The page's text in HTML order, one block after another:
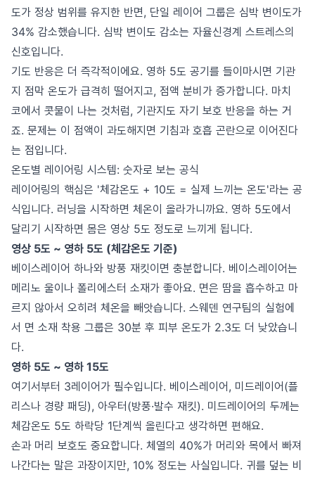
도가 정상 범위를 유지한 반면, 단일 레이어 그룹은 심박 변이도가
34% 감소했습니다. 심박 변이도 감소는 자율신경계 스트레스의
신호입니다.
기도 반응은 더 즉각적이에요. 영하 5도 공기를 들이마시면 기관
지 점막 온도가 급격히 떨어지고, 점액 분비가 증가합니다. 마치
코에서 콧물이 나는 것처럼, 기관지도 자기 보호 반응을 하는 거
죠. 문제는 이 점액이 과도해지면 기침과 호흡 곤란으로 이어진다
는 점입니다.
온도별 레이어링 시스템: 숫자로 보는 공식
레이어링의 핵심은 '체감온도 + 10도 = 실제 느끼는 온도'라는 공
식입니다. 러닝을 시작하면 체온이 올라가니까요. 영하 5도에서
달리기 시작하면 몸은 영상 5도 정도로 느끼게 됩니다.
영상 5도 ~ 영하 5도 (체감온도 기준)
베이스레이어 하나와 방풍 재킷이면 충분합니다. 베이스레이어는
메리노 울이나 폴리에스터 소재가 좋아요. 면은 땀을 흡수하고 마
르지 않아서 오히려 체온을 빼앗습니다. 스웨덴 연구팀의 실험에
서 면 소재 착용 그룹은 30분 후 피부 온도가 2.3도 더 낮았습니
다.
영하 5도 ~ 영하 15도
여기서부터 3레이어가 필수입니다. 베이스레이어, 미드레이어(플
리스나 경량 패딩), 아우터(방풍·발수 재킷). 미드레이어의 두께는
체감온도 5도 하락당 1단계씩 올린다고 생각하면 편해요.
손과 머리 보호도 중요합니다. 체열의 40%가 머리와 목에서 빠져
나간다는 말은 과장이지만, 10% 정도는 사실입니다. 귀를 덮는 비